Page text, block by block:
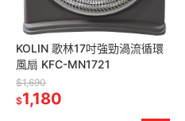
KOLIN 歌林17吋強勁渦流循環
風扇 KFC-MN1721
$1,690
$1,180